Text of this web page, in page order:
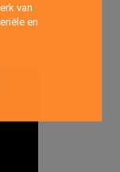
van
en